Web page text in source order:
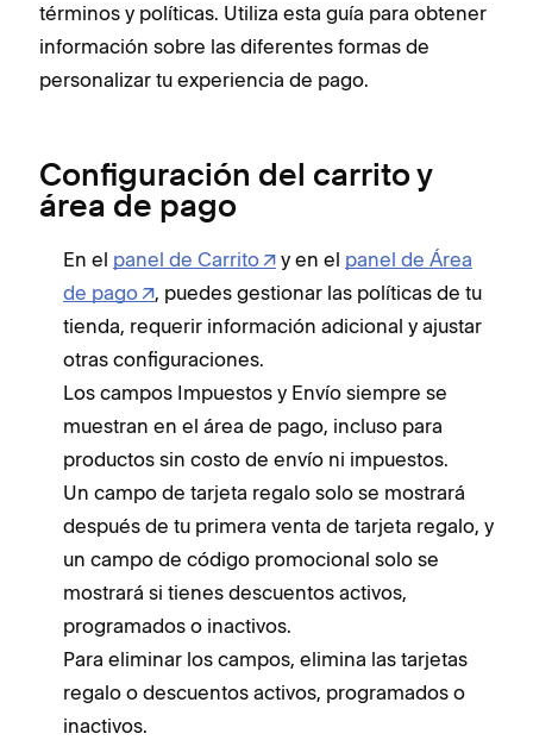
términos y políticas. Utiliza esta guía para obtener
información sobre las diferentes formas de
personalizar tu experiencia de pago.
Configuración del carrito y
área de pago
En el panel de Carrito y en el panel de Área
de pago
, puedes gestionar las políticas de tu
tienda, requerir información adicional y ajustar
otras configuraciones.
Los campos Impuestos y Envío siempre se
muestran en el área de pago, incluso para
productos sin costo de envío ni impuestos.
Un campo de tarjeta regalo solo se mostrará
después de tu primera venta de tarjeta regalo, y
un campo de código promocional solo se
mostrará si tienes descuentos activos,
programados o inactivos.
Para eliminar los campos, elimina las tarjetas
regalo o descuentos activos, programados o
inactivos.